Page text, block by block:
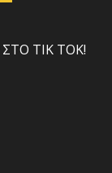
ΣΤΟ ΤΙΚ ΤΟΚ!